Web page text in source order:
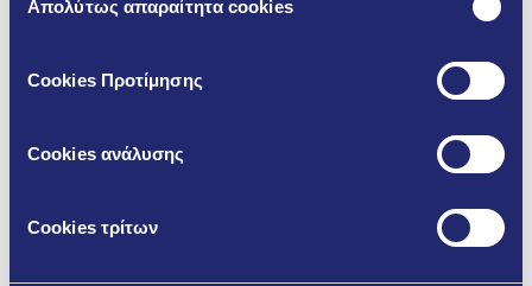
συγκατάθεσης
Απολύτως απαραίτητα cookies
Cookies Προτίμησης
Cookies ανάλυσης
Cookies τρίτων
FW120